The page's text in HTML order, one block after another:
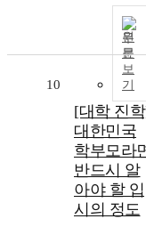
원
문
보
기
10
[대학 진
대한민국
학부모라
반드시 알
아야 할 입
시의 정도